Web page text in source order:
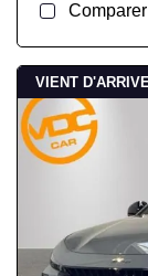
Comparer
VIENT